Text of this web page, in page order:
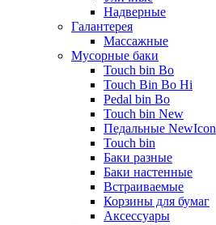
Надверные
Галантерея
Массажные
Мусорные баки
Touch bin Bo
Touch Bin Bo Hi
Pedal bin Bo
Touch bin New
Педальные NewIcon
Touch bin
Баки разные
Баки настенные
Встраиваемые
Корзины для бумаг
Аксессуары